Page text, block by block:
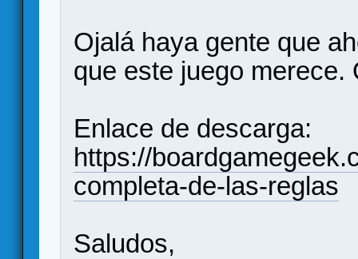
Ojalá haya gente que
que este juego merece.
Enlace de descarga:
https://
completa-de-las-reglas
Saludos,